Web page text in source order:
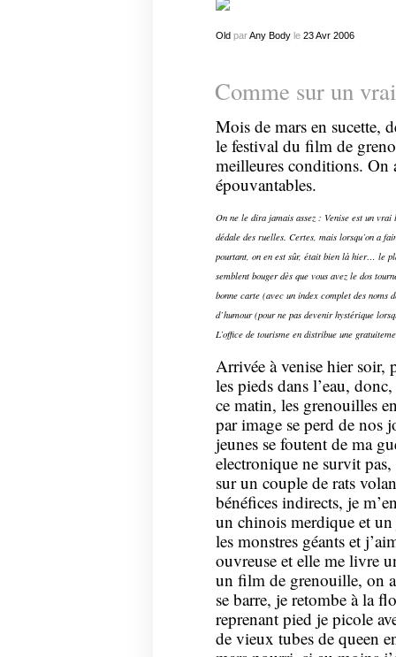
OldparAny Bodyle 23 Avr 2006
Comme sur un
Mois de mars en sucette,
le festival du film de
meilleures conditions. On
épouvantables.
On ne le dira jamais assez : Venise est un
dédale des ruelles. Certes, mais lorsqu’on a
pourtant, on en est sûr, était bien là hier… le
semblent bouger dès que vous avez le dos
bonne carte (avec un index complet des noms
d’humour (pour ne pas devenir hystérique
L’office de tourisme en distribue une
Arrivée à venise hier soir,
les pieds dans l’eau,
ce matin, les grenouilles
par image se perd de nos
jeunes se foutent de ma
electronique ne survit
sur un couple de rats
bénéfices indirects, je
un chinois merdique et
les monstres géants et
ouvreuse et elle me livre
un film de grenouille, on
se barre, je retombe à la
reprenant pied je picole
de vieux tubes de queen